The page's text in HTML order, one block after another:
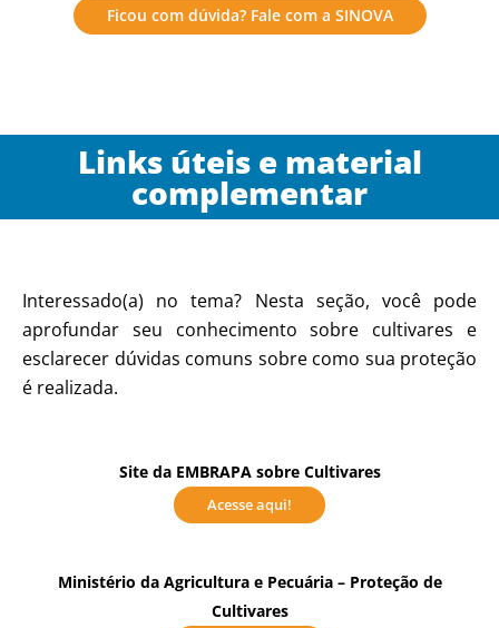
Ficou com dúvida? Fale com a SINOVA
Links úteis e material
complementar
Interessado(a) no tema? Nesta seção, você pode
aprofundar seu conhecimento sobre cultivares e
esclarecer dúvidas comuns sobre como sua proteção
é realizada.
Site da EMBRAPA sobre Cultivares
Acesse aqui!
Ministério da Agricultura e Pecuária – Proteção de
Cultivares